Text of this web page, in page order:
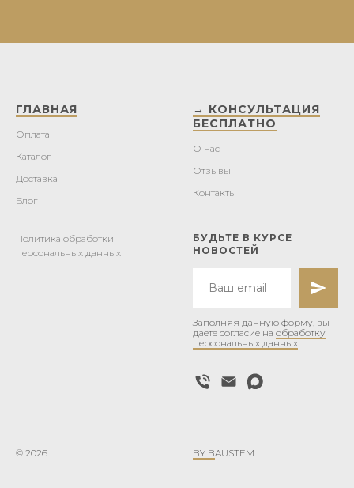
ГЛАВНАЯ
Оплата
Каталог
Доставка
Блог
→ КОНСУЛЬТАЦИЯ
БЕСПЛАТНО
О нас
Отзывы
Контакты
Политика обработки
персональных данных
БУДЬТЕ В КУРСЕ
НОВОСТЕЙ
Заполняя данную форму, вы
даете согласие на обработку
персональных данных
© 2026 BY BAUSTEM